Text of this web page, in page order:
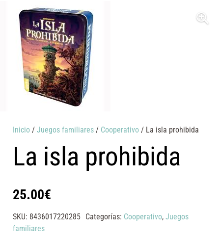
Inicio /Juegos familiares / Cooperativo / La isla prohibida
La isla prohibida
25.00€
SKU: 8436017220285 Categorías: Cooperativo, Juegos
familiares